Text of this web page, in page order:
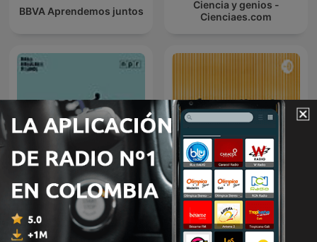
BBVA Aprendemos juntos
Ciencia y genios -
Cienciaes.com
Radio Ambulante Aprendiendo Inglés